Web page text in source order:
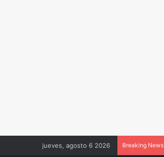
jueves, agosto 6 2026 Breaking News